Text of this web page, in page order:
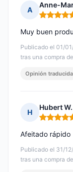
A
Anne-
Nota: 5 de
Publicado el 01/
tras una compra
Muy buen
Opinión traducida
H
Hubert W.
Nota: 5 de
Publicado el 31/
tras una compra
Afeitado rápido